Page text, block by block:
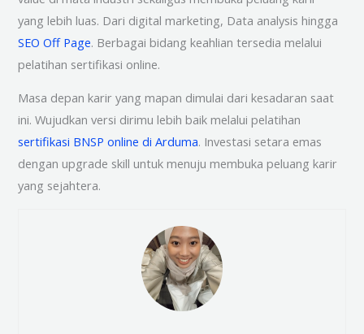
yang lebih luas. Dari digital marketing, Data analysis hingga
SEO Off Page. Berbagai bidang keahlian tersedia melalui
pelatihan sertifikasi online.
Masa depan karir yang mapan dimulai dari kesadaran saat
ini. Wujudkan versi dirimu lebih baik melalui pelatihan
sertifikasi BNSP online di Arduma. Investasi setara emas
dengan upgrade skill untuk menuju membuka peluang karir
yang sejahtera.